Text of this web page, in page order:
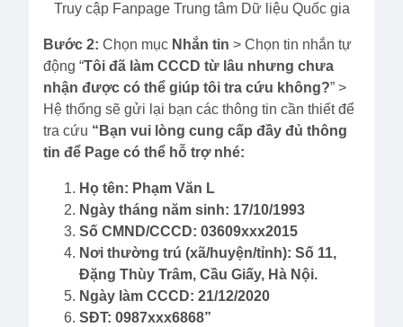
Truy cập Fanpage Trung tâm Dữ liệu Quốc gia
Bước 2: Chọn mục Nhắn tin > Chọn tin nhắn tự
động “Tôi đã làm CCCD từ lâu nhưng chưa
nhận được có thể giúp tôi tra cứu không?” >
Hệ thống sẽ gửi lại bạn các thông tin cần thiết để
tra cứu “Bạn vui lòng cung cấp đầy đủ thông
tin để Page có thể hỗ trợ nhé:
Họ tên: Phạm Văn L
Ngày tháng năm sinh: 17/10/1993
Số CMND/CCCD: 03609xxx2015
Nơi thường trú (xã/huyện/tỉnh): Số 11,
Đặng Thùy Trâm, Cầu Giấy, Hà Nội.
Ngày làm CCCD: 21/12/2020
SĐT: 0987xxx6868”